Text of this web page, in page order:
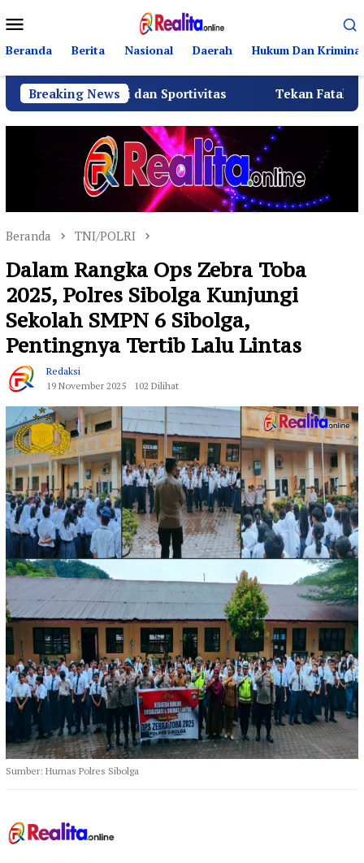
ke
kontenMobile
Beranda Berita Nasional Daerah Hukum Dan Kriminal
Breaking News
dan Sportivitas Tekan Fatalitas Kecelakaan,
Beranda TNI/POLRI
Dalam Rangka Ops Zebra Toba
2025, Polres Sibolga Kunjungi
Sekolah SMPN 6 Sibolga,
Pentingnya Tertib Lalu Lintas
Redaksi
19 November 2025
102 Dilihat
Sumber: Humas Polres Sibolga